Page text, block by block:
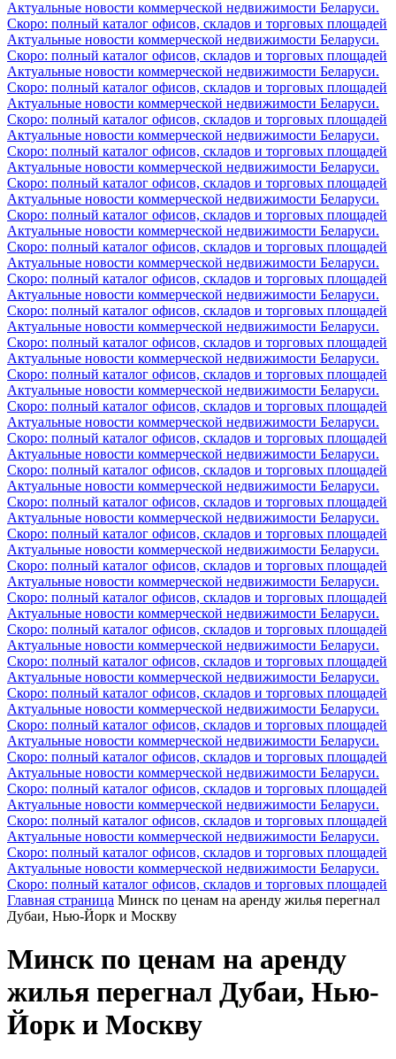
Актуальные новости коммерческой недвижимости Беларуси.
Скоро: полный каталог офисов, складов и торговых площадей
Актуальные новости коммерческой недвижимости Беларуси.
Скоро: полный каталог офисов, складов и торговых площадей
Актуальные новости коммерческой недвижимости Беларуси.
Скоро: полный каталог офисов, складов и торговых площадей
Актуальные новости коммерческой недвижимости Беларуси.
Скоро: полный каталог офисов, складов и торговых площадей
Актуальные новости коммерческой недвижимости Беларуси.
Скоро: полный каталог офисов, складов и торговых площадей
Актуальные новости коммерческой недвижимости Беларуси.
Скоро: полный каталог офисов, складов и торговых площадей
Актуальные новости коммерческой недвижимости Беларуси.
Скоро: полный каталог офисов, складов и торговых площадей
Актуальные новости коммерческой недвижимости Беларуси.
Скоро: полный каталог офисов, складов и торговых площадей
Актуальные новости коммерческой недвижимости Беларуси.
Скоро: полный каталог офисов, складов и торговых площадей
Актуальные новости коммерческой недвижимости Беларуси.
Скоро: полный каталог офисов, складов и торговых площадей
Актуальные новости коммерческой недвижимости Беларуси.
Скоро: полный каталог офисов, складов и торговых площадей
Актуальные новости коммерческой недвижимости Беларуси.
Скоро: полный каталог офисов, складов и торговых площадей
Актуальные новости коммерческой недвижимости Беларуси.
Скоро: полный каталог офисов, складов и торговых площадей
Актуальные новости коммерческой недвижимости Беларуси.
Скоро: полный каталог офисов, складов и торговых площадей
Актуальные новости коммерческой недвижимости Беларуси.
Скоро: полный каталог офисов, складов и торговых площадей
Актуальные новости коммерческой недвижимости Беларуси.
Скоро: полный каталог офисов, складов и торговых площадей
Актуальные новости коммерческой недвижимости Беларуси.
Скоро: полный каталог офисов, складов и торговых площадей
Актуальные новости коммерческой недвижимости Беларуси.
Скоро: полный каталог офисов, складов и торговых площадей
Актуальные новости коммерческой недвижимости Беларуси.
Скоро: полный каталог офисов, складов и торговых площадей
Актуальные новости коммерческой недвижимости Беларуси.
Скоро: полный каталог офисов, складов и торговых площадей
Актуальные новости коммерческой недвижимости Беларуси.
Скоро: полный каталог офисов, складов и торговых площадей
Актуальные новости коммерческой недвижимости Беларуси.
Скоро: полный каталог офисов, складов и торговых площадей
Актуальные новости коммерческой недвижимости Беларуси.
Скоро: полный каталог офисов, складов и торговых площадей
Актуальные новости коммерческой недвижимости Беларуси.
Скоро: полный каталог офисов, складов и торговых площадей
Актуальные новости коммерческой недвижимости Беларуси.
Скоро: полный каталог офисов, складов и торговых площадей
Актуальные новости коммерческой недвижимости Беларуси.
Скоро: полный каталог офисов, складов и торговых площадей
Актуальные новости коммерческой недвижимости Беларуси.
Скоро: полный каталог офисов, складов и торговых площадей
Актуальные новости коммерческой недвижимости Беларуси.
Скоро: полный каталог офисов, складов и торговых площадей
Главная страница Минск по ценам на аренду жилья перегнал
Дубаи, Нью-Йорк и Москву
Минск по ценам на аренду
жилья перегнал Дубаи, Нью-
Йорк и Москву